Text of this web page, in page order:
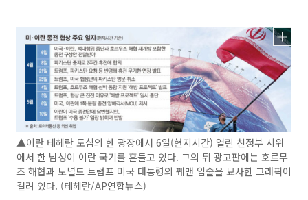
▲이란 테헤란 도심의 한 광장에서 6일(현지시간) 열린 친정부 시위
에서 한 남성이 이란 국기를 흔들고 있다. 그의 뒤 광고판에는 호르무
즈 해협과 도널드 트럼프 미국 대통령의 꿰맨 입술을 묘사한 그래픽이
걸려 있다. (테헤란/AP연합뉴스)